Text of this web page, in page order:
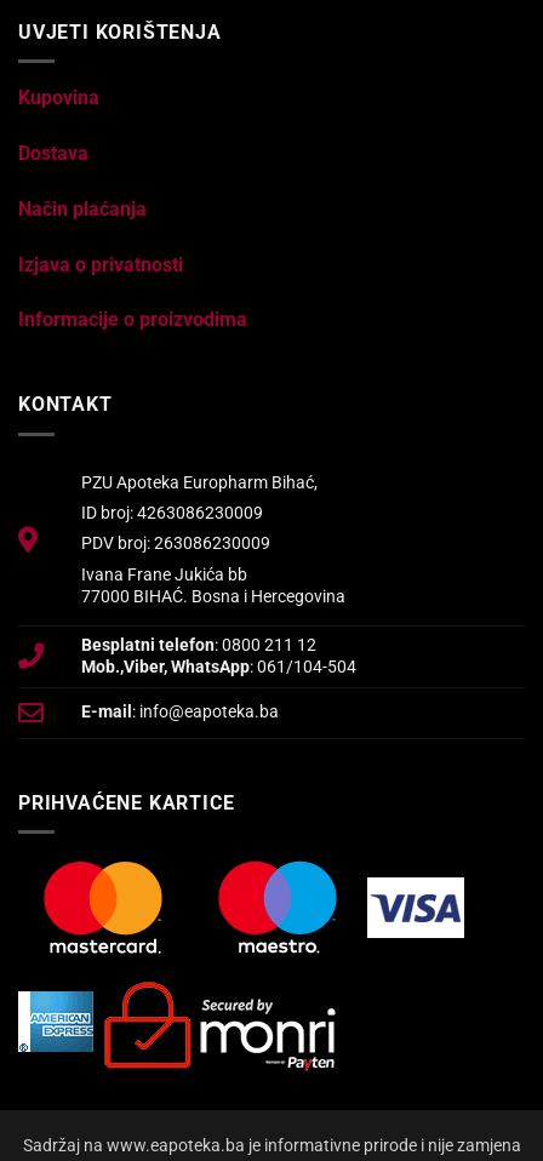
UVJETI KORIŠTENJA
Kupovina
Dostava
Način plaćanja
Izjava o privatnosti
Informacije o proizvodima
KONTAKT
PZU Apoteka Europharm Bihać,
ID broj: 4263086230009
PDV broj: 263086230009
Ivana Frane Jukića bb
77000 BIHAĆ. Bosna i Hercegovina
Besplatni telefon: 0800 211 12
Mob.,Viber, WhatsApp: 061/104-504
E-mail : info@eapoteka.ba
PRIHVAĆENE KARTICE
Sadržaj na www.eapoteka.ba je informativne prirode i nije zamjena